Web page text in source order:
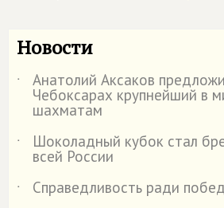
Новости
˙ Анатолий Аксаков
Чебоксарах крупнейший в
шахматам
˙
Шоколадный кубок стал
всей России
˙
Справедливость ради